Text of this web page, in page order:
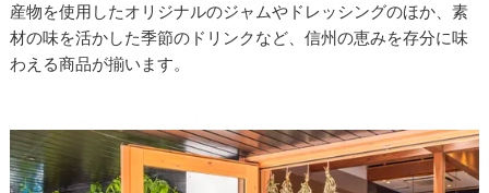
産物を使用したオリジナルのジャムやドレッシングのほか、素
材の味を活かした季節のドリンクなど、信州の恵みを存分に味
わえる商品が揃います。